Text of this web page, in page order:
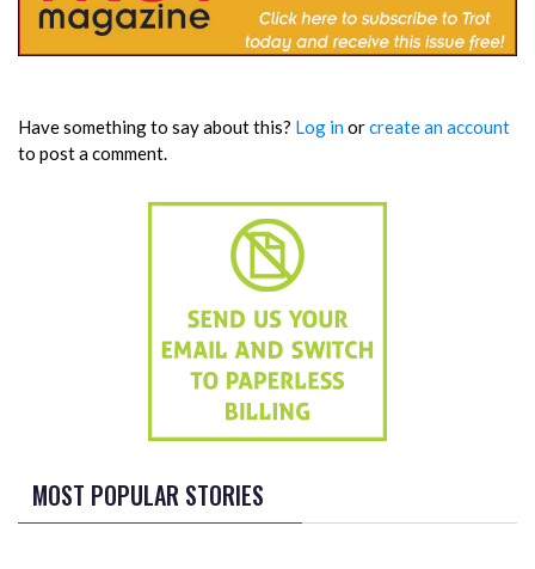
Have something to say about this? Log inorcreate an account
to post a comment.
MOST POPULAR STORIES